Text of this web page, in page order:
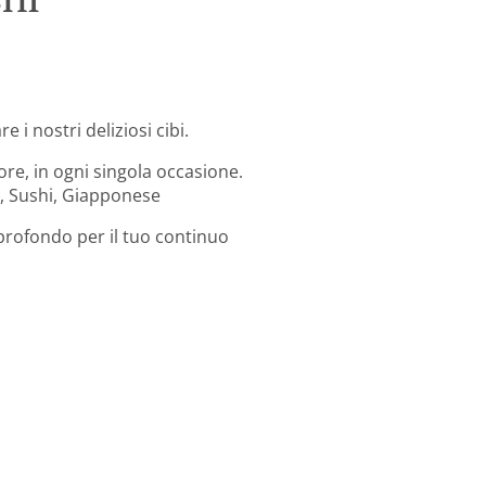
i nostri deliziosi cibi.
in ogni singola occasione.
Giapponese
per il tuo continuo